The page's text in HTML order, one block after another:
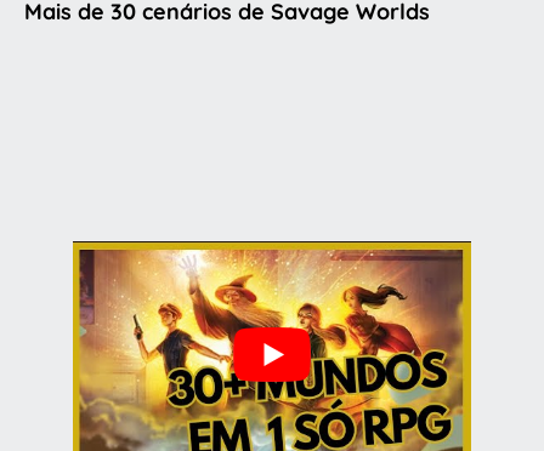
Mais de 30 cenários de Savage Worlds